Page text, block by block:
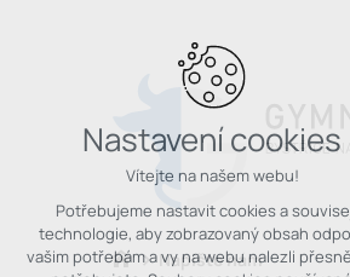
Napište nám
Nastavení cookies
Vítejte na našem webu!
Potřebujeme nastavit cookies a
technologie, aby zobrazovaný obsah
vašim potřebám a vy na webu nalezli